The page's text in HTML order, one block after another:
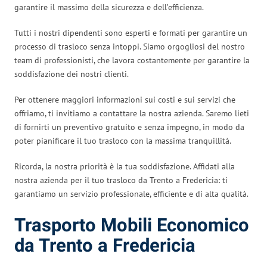
garantire il massimo della sicurezza e dell’efficienza.
Tutti i nostri dipendenti sono esperti e formati per garantire un
processo di trasloco senza intoppi. Siamo orgogliosi del nostro
team di professionisti, che lavora costantemente per garantire la
soddisfazione dei nostri clienti.
Per ottenere maggiori informazioni sui costi e sui servizi che
offriamo, ti invitiamo a contattare la nostra azienda. Saremo lieti
di fornirti un preventivo gratuito e senza impegno, in modo da
poter pianificare il tuo trasloco con la massima tranquillità.
Ricorda, la nostra priorità è la tua soddisfazione. Affidati alla
nostra azienda per il tuo trasloco da Trento a Fredericia: ti
garantiamo un servizio professionale, efficiente e di alta qualità.
Trasporto Mobili Economico
da Trento a Fredericia